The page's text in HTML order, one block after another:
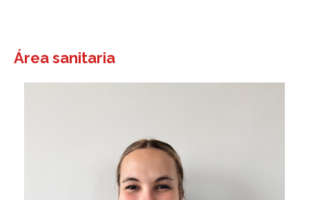
Área sanitaria